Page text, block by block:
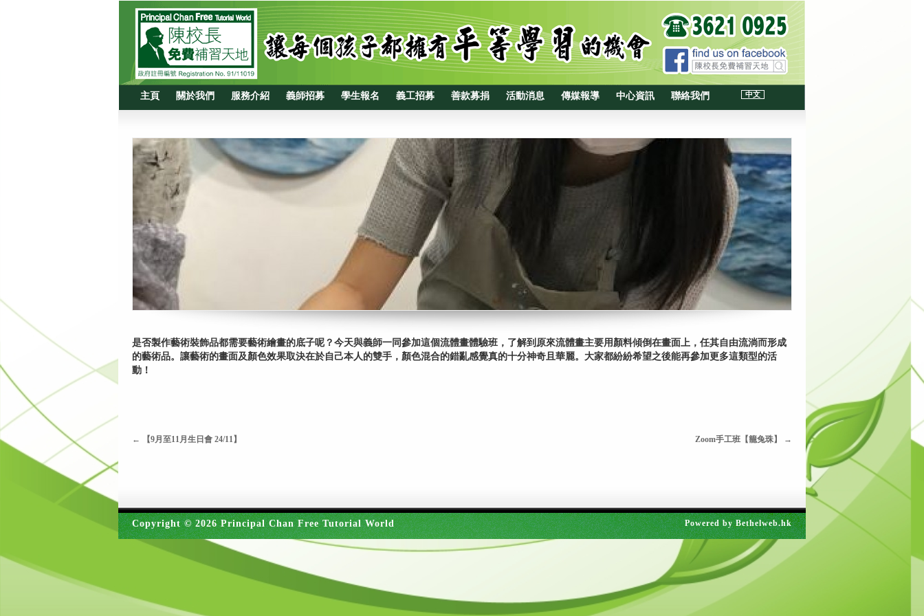
中文
主頁 關於我們 服務介紹 義師招募 學生報名 義工招募 善款募捐 活動消息 傳媒報導 中心資訊 聯絡我們
是否製作藝術裝飾品都需要藝術繪畫的底子呢？今天與義師一同參加這個流體畫體驗班，了解到原來流體畫主要用顏料傾倒在畫面上，任其自由流淌而形成
的藝術品。讓藝術的畫面及顏色效果取決在於自己本人的雙手，顏色混合的錯亂感覺真的十分神奇且華麗。大家都紛紛希望之後能再參加更多這類型的活
動！
← 【9月至11月生日會 24/11】 Zoom手工班【籠兔珠】 →
Copyright © 2026 Principal Chan Free Tutorial World Powered byBethelweb.hk